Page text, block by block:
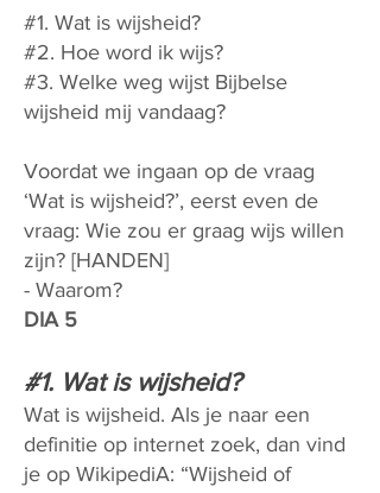
#1. Wat is wijsheid?
#2. Hoe word ik wijs?
#3. Welke weg wijst Bijbelse
wijsheid mij vandaag?
Voordat we ingaan op de vraag
‘Wat is wijsheid?’, eerst even de
vraag: Wie zou er graag wijs willen
zijn? [HANDEN]
- Waarom?
DIA 5
#1. Wat is wijsheid?
Wat is wijsheid. Als je naar een
definitie op internet zoek, dan vind
je op WikipediA: “Wijsheid of